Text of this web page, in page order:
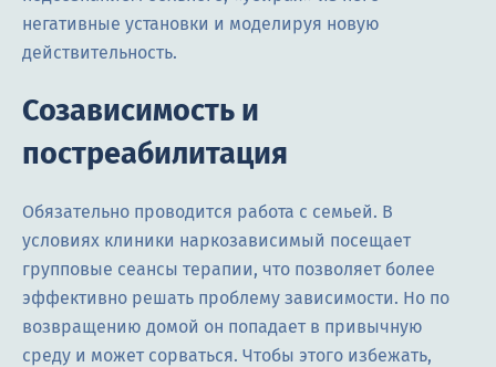
негативные установки и моделируя новую
действительность.
Созависимость и
постреабилитация
Обязательно проводится работа с семьей. В
условиях клиники наркозависимый посещает
групповые сеансы терапии, что позволяет более
эффективно решать проблему зависимости. Но по
возвращению домой он попадает в привычную
среду и может сорваться. Чтобы этого избежать,